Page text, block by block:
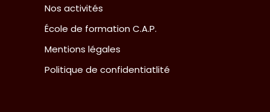
Nos activités
École de formation C.A.P.
Mentions légales
Politique de confidentiatlité